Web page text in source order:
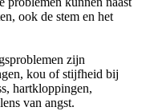
ook de stem en het
zijn
kou of stijfheid bij
hartkloppingen,
van angst.